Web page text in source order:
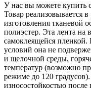
У нас вы можете купить
Товар реализовывается
изготовления тканевой
полиэстер. Эта лента на
самоклеящейся
условий она не
и щелочной среды,
температур (возможно
режиме до 120
износостойкостью после